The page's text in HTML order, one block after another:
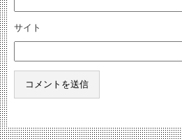
サイト